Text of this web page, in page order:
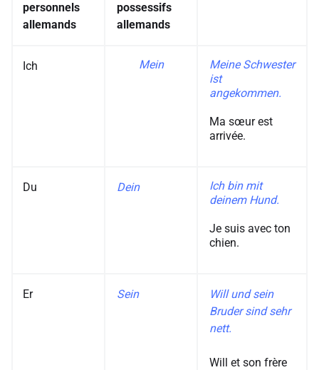
personnels
allemands
possessifs
allemands
Ich Mein
Meine Schwester
ist
angekommen.
Ma sœur est
arrivée.
Du Dein
Ich bin mit
deinem Hund.
Je suis avec ton
chien.
Er Sein
Will und sein
Bruder sind sehr
nett.
Will et son frère